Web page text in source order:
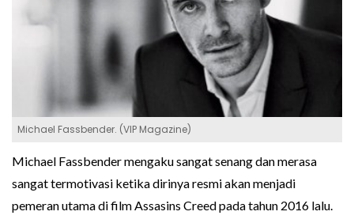
Michael Fassbender. (VIP Magazine)
Michael Fassbender mengaku sangat senang dan merasa
sangat termotivasi ketika dirinya resmi akan menjadi
pemeran utama di film Assasins Creed pada tahun 2016 lalu.